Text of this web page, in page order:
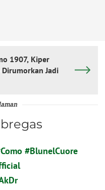
1907, Kiper
Jadi
#BlunelCuore